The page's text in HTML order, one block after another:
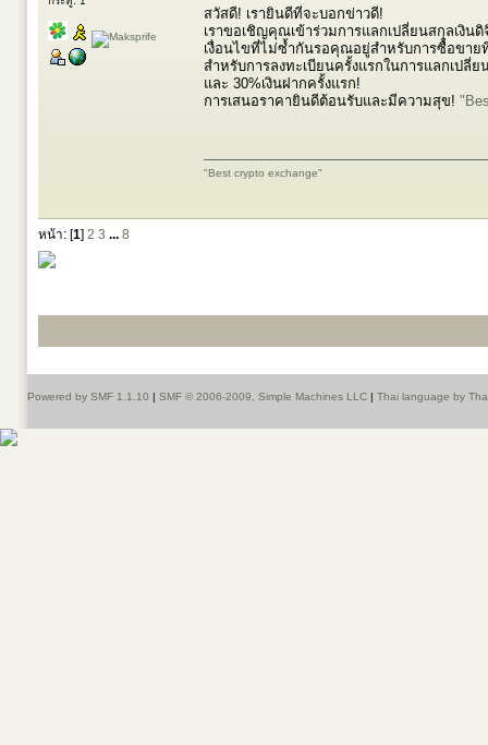
สวัสดี! เรายินดีที่จะบอกข่าวดี!
เราขอเชิญคุณเข้าร่วมการแลกเปลี่ยนสกุลเงิน
เงื่อนไขที่ไม่ซ้ำกันรอคุณอยู่สำหรับการซื้อขาย
สำหรับการลงทะเบียนครั้งแรกในการแลกเปลี่
และ 30%เงินฝากครั้งแรก!
การเสนอราคายินดีต้อนรับและมีความสุข!
"Best crypto exchange"
หน้า: [1] 2 3 ... 8
Powered by SMF 1.1.10 | SMF © 2006-2009, Simple Machines LLC | Thai language by